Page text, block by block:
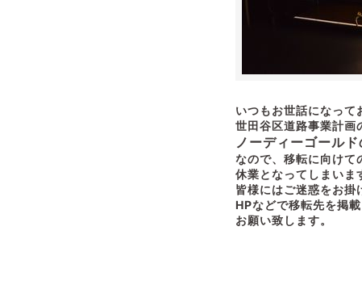
いつもお世話になって
世田谷区道路事業計画
ノーディーゴール
なので、移転に向けて
休業となってしまいま
皆様にはご迷惑をお掛
HPなどで移転先を掲
お願い致します。